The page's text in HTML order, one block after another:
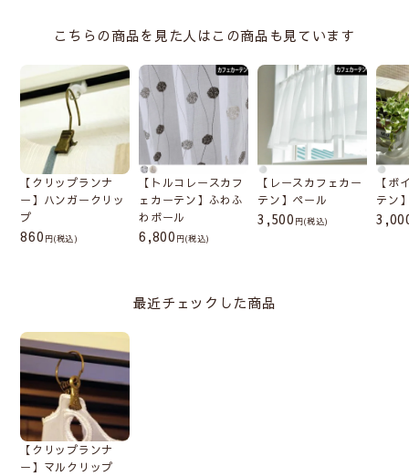
こちらの商品を見た人はこの商品も見ています
【クリップランナ
ー】ハンガークリッ
プ
860 (税込)
【トルコレースカフ
ェカーテン】ふわふ
わボール
6,800 (税込)
【レースカフェカー
テン】ペール
3,500 (税込)
【ボ
テン
最近チェックした商品
【クリップランナ
ー】マルクリップ